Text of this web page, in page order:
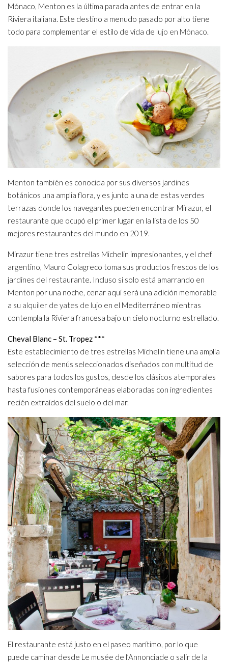
Mónaco, Menton es la última parada antes de entrar en la
Riviera italiana. Este destino a menudo pasado por alto tiene
todo para complementar el estilo de vida de lujo en Mónaco.
Menton también es conocida por sus diversos jardines
botánicos una amplia flora, y es junto a una de estas verdes
terrazas donde los navegantes pueden encontrar Mirazur, el
restaurante que ocupó el primer lugar en la lista de los 50
mejores restaurantes del mundo en 2019.
Mirazur tiene tres estrellas Michelin impresionantes, y el chef
argentino, Mauro Colagreco toma sus productos frescos de los
jardines del restaurante. Incluso si solo está amarrando en
Menton por una noche, cenar aquí será una adición memorable
a su alquiler de yates de lujo en el Mediterráneo mientras
contempla la Riviera francesa bajo un cielo nocturno estrellado.
Cheval Blanc – St. Tropez ***
Este establecimiento de tres estrellas Michelin tiene una amplia
selección de menús seleccionados diseñados con multitud de
sabores para todos los gustos, desde los clásicos atemporales
hasta fusiones contemporáneas elaboradas con ingredientes
recién extraídos del suelo o del mar.
El restaurante está justo en el paseo marítimo, por lo que
puede caminar desde Le musée de l’Annonciade o salir de la